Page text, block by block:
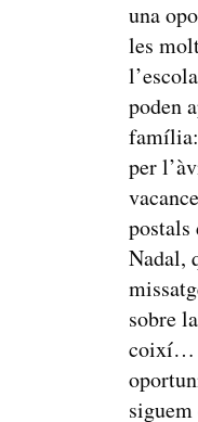
una
les
poden
per
Nadal,
sobre
coixí…
siguem